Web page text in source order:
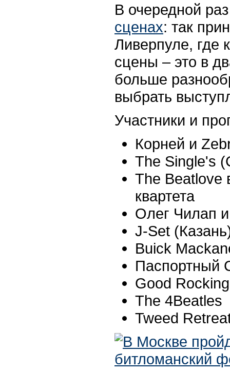
В очередной
сценах: так
Ливерпуле, где
сцены – это в
больше
выбрать
Участники и
Корней и
The Single's
The Beatlove
квартета
Олег Чилап
J-Set
Buick
Паспортный
Good
The 4Beatles
Tweed